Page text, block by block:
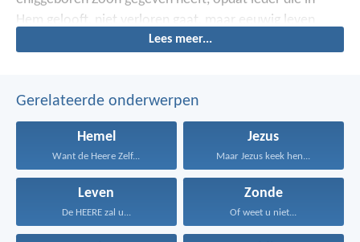
Hem gelooft, niet verloren gaat, maar eeuwig leven
Lees meer...
Gerelateerde onderwerpen
Hemel
Want de Heere Zelf...
Jezus
Maar Jezus keek hen...
Leven
De HEERE zal u...
Zonde
Of weet u niet...